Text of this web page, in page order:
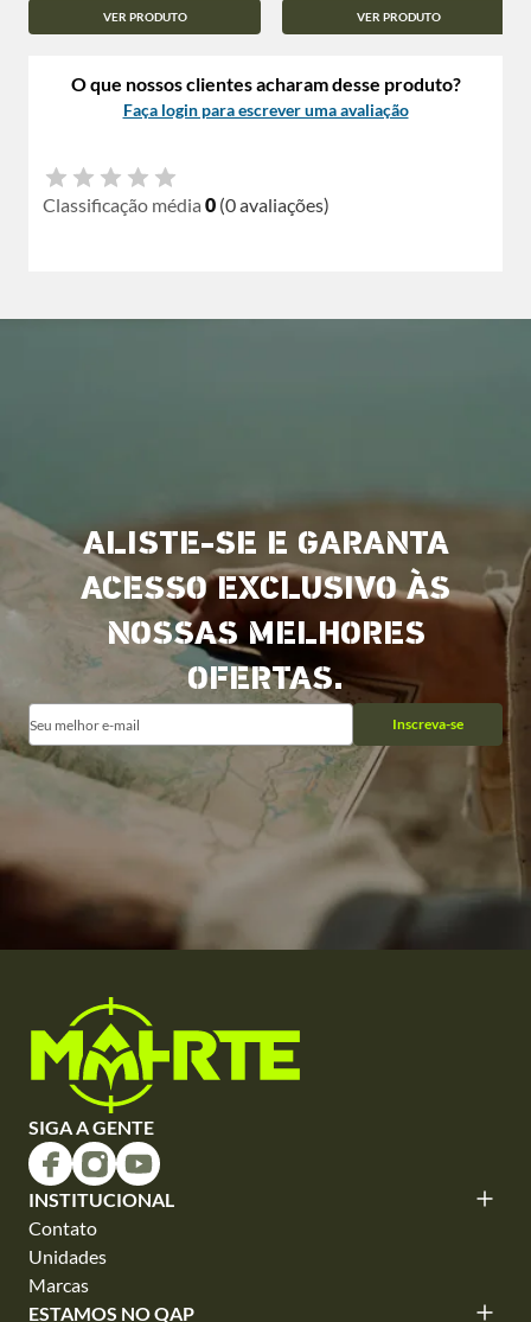
VER PRODUTO VER PRODUTO
O que nossos clientes acharam desse produto?
Faça login para escrever uma avaliação
Classificação média 0 (0 avaliações)
ALISTE-SE E GARANTA
ACESSO EXCLUSIVO ÀS
NOSSAS MELHORES
OFERTAS.
Inscreva-se
SIGA A GENTE
INSTITUCIONAL
Contato
Unidades
Marcas
ESTAMOS NO QAP